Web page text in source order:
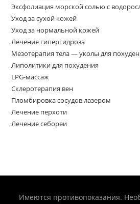
Эксфолиация морской солью с
Уход за сухой кожей
Уход за нормальной кожей
Лечение гипергидроза
Мезотерапия тела — уколы для
Липолитики для похудения
LPG-массаж
Склеротерапия вен
Пломбировка сосудов лазером
Лечение перхоти
Лечение себореи
Имеются противопоказания.